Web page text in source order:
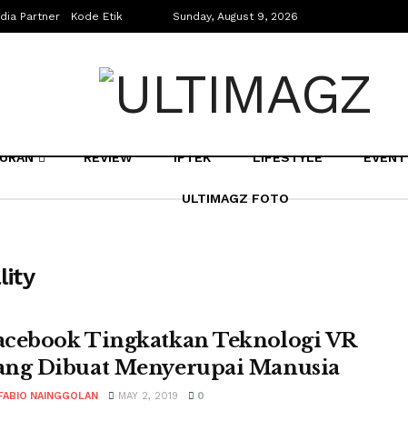
Partner Kode Etik Sunday, August 9, 2026
REVIEW IPTEK LIFESTYLE EVENT
ULTIMAGZ FOTO
Tingkatkan Teknologi VR
Dibuat Menyerupai Manusia
NAINGGOLAN MAY 2, 2019 0